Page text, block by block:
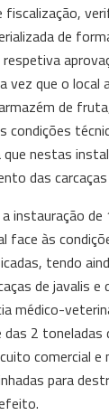
fiscalização,
de
vez que o local
de
condições
nestas
das
instauração de
face às
tendo
de javalis e
médico-
2 toneladas
comercial e
para